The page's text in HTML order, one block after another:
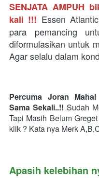
SENJATA AMPUH
kali !!! Essen
para pemancing
diformulasikan untuk
Agar selalu dalam
Percuma Joran
Sama Sekali..!! Sudah
Tapi Masih Belum
klik ? Kata nya Merk
Apasih kelebihan